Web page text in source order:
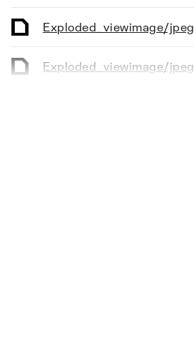
Vandaalbestendig
Met toiletblokhouder
Lengte
Exploded_viewimage/jpeg
Exploded_viewimage/jpeg